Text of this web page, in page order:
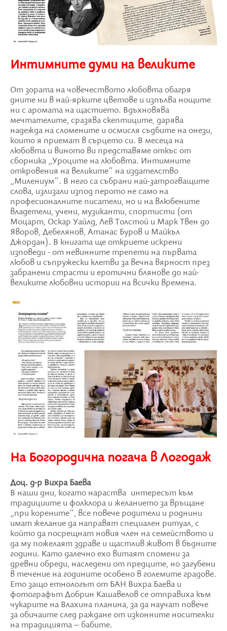
Интимните думи на великите
От зората на човечеството любовта обагря
дните ни в най-ярките цветове и изпълва нощите
ни с аромата на щастието. Вдъхновява
мечтателите, сразява скептиците, дарява
надежда на сломените и осмисля съдбите на онези,
които я приемат в сърцето си. В месеца на
любовта и виното ви представяме откъс от
сборника „Уроците на любовта. Интимните
откровения на великите“ на издателство
„Милениум“. В него са събрани най-затрогващите
слова, излизали изпод перото не само на
професионалните писатели, но и на влюбените
владетели, учени, музиканти, спортисти (от
Моцарт, Оскар Уайлд, Лев Толстой и Марк Твен до
Яворов, Дебелянов, Атанас Буров и Майкъл
Джордан). В книгата ще откриете искрени
изповеди - от невинните трепети на първата
любов и съпружески клетви за вечна вярност през
забранени страсти и еротични блянове до най-
великите любовни истории на всички времена.
На Богородична погача в Логодаж
Доц. д-р Вихра Баева
В наши дни, когато нараства интересът към
традициите и фолклора и желанието за връщане
„при корените“, все повече родители и роднини
имат желание да направят специален ритуал, с
който да посрещнат новия член на семейството и
да му пожелаят здраве и щастлив живот в бъдните
години. Като далечно ехо витаят спомени за
древни обреди, наследени от предците, но загубени
в течение на годините особено в големите градове.
Ето защо етнологът от БАН Вихра Баева и
фотографът Добрин Кашавелов се отправиха към
чукарите на Влахина планина, за да научат повече
за обичаите след раждане от изконните носителки
на традицията – бабите.